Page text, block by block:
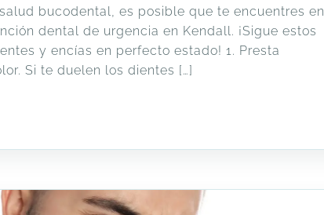
bucodental, es posible que te encuentres en
dental de urgencia en Kendall. ¡Sigue estos
y encías en perfecto estado! 1. Presta
Si te duelen los dientes […]